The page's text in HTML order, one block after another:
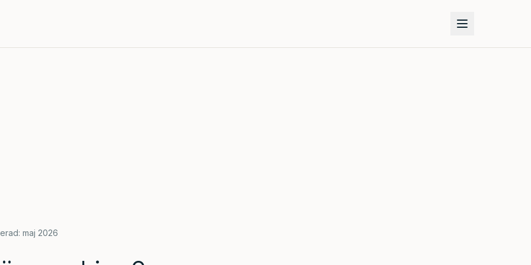
maj 2026